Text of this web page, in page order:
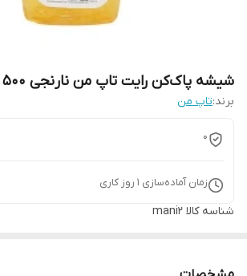
شیشه پاک‌کن رایت تاپ من نارنجی 500 میلی‌لیتر | کد 919
برند:تاپ من
0
زمان آماده‌سازی 1 روز کاری
شناسه کالا mani2